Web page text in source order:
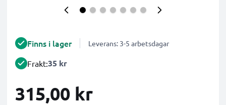
Finns i lager Leverans: 3-5 arbetsdagar
Frakt:35 kr
315,00 kr